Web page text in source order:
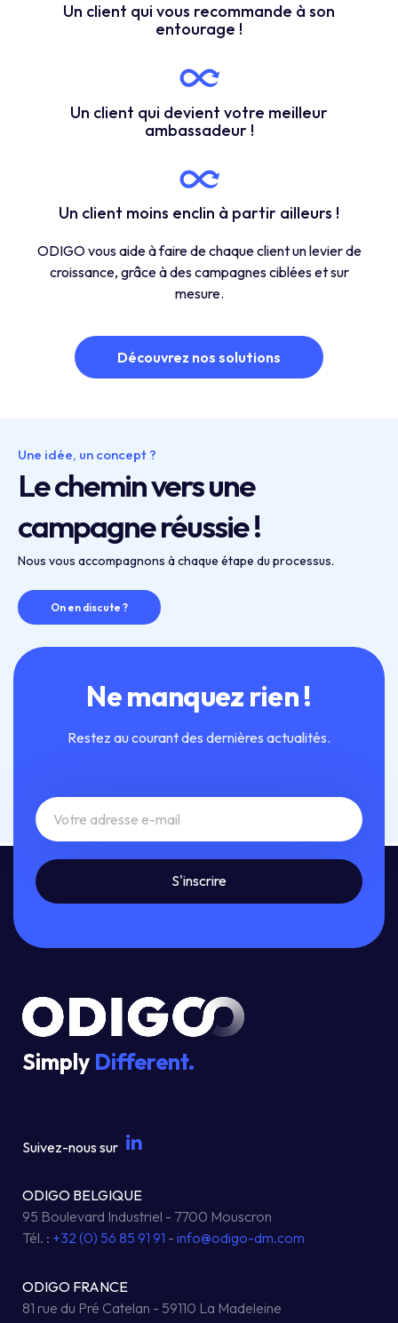
Un client qui vous recommande à son
entourage !
Un client qui devient votre meilleur
ambassadeur !
Un client moins enclin à partir ailleurs !
ODIGO vous aide à faire de chaque client un levier de
croissance, grâce à des campagnes ciblées et sur
mesure.
Découvrez nos solutions
Une idée, un concept ?
Le chemin vers une
campagne réussie !
Nous vous accompagnons à chaque étape du processus.
On en discute ?
Ne manquez rien !
Restez au courant des dernières actualités.
Simply Different.
Suivez-nous sur
ODIGO BELGIQUE
95 Boulevard Industriel - 7700 Mouscron
Tél. : +32 (0) 56 85 91 91 - info@odigo-dm.com
ODIGO FRANCE
81 rue du Pré Catelan - 59110 La Madeleine